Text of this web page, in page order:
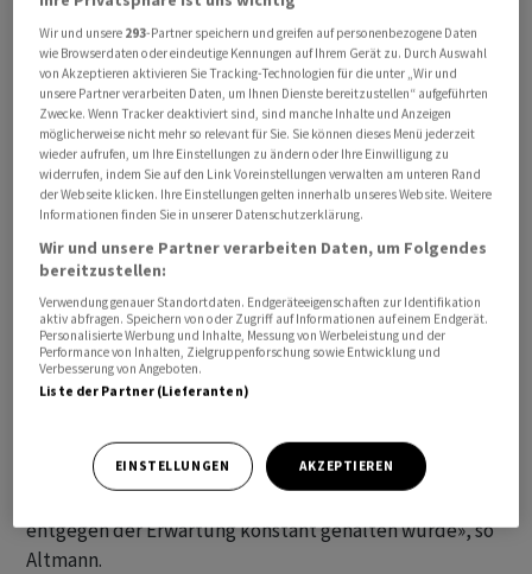
für langfristige Kredite wie Hypotheken wichtig. Die
Entscheidung dürfte dazu führen, dass der Kauf von
Immobilien erschwinglicher wird, da die Kreditkosten
sinken. China leidet unter einer schweren
Immobilienkrise, die sich auf die gesamte Wirtschaft
auswirkt.
Sonderverwaltungsregion Hongkong ging es zuletzt um
0,25 Prozent auf 16 195,84 Punkte nach oben. Der CSI-
300-Index mit den wichtigsten chinesischen
Unternehmen an den Börsen in Shanghai und Shenzen
zog um 0,21 Prozent auf 3410,85 Punkte an. Euphorie sei
Fondsmanager Thomas Altmann vom
Vermögensverwalter QC Partners an. «Das mag daran
entgegen der Erwartung konstant gehalten wurde», so
Altmann.
Wir und unsere 293-Partner speichern und greifen auf personenbezogene Daten
wie Browserdaten oder eindeutige Kennungen auf Ihrem Gerät zu. Durch Auswahl
von Akzeptieren aktivieren Sie Tracking-Technologien für die unter „Wir und
unsere Partner verarbeiten Daten, um Ihnen Dienste bereitzustellen“ aufgeführten
Zwecke. Wenn Tracker deaktiviert sind, sind manche Inhalte und Anzeigen
möglicherweise nicht mehr so relevant für Sie. Sie können dieses Menü jederzeit
wieder aufrufen, um Ihre Einstellungen zu ändern oder Ihre Einwilligung zu
widerrufen, indem Sie auf den Link Voreinstellungen verwalten am unteren Rand
der Webseite klicken. Ihre Einstellungen gelten innerhalb unseres Website. Weitere
Informationen finden Sie in unserer Datenschutzerklärung.
Wir und unsere Partner verarbeiten Daten, um Folgendes
bereitzustellen:
Verwendung genauer Standortdaten. Endgeräteeigenschaften zur Identifikation
aktiv abfragen. Speichern von oder Zugriff auf Informationen auf einem Endgerät.
Personalisierte Werbung und Inhalte, Messung von Werbeleistung und der
Performance von Inhalten, Zielgruppenforschung sowie Entwicklung und
Verbesserung von Angeboten.
Liste der Partner (Lieferanten)
EINSTELLUNGEN AKZEPTIEREN